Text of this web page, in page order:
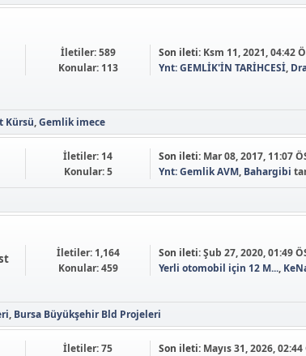
İletiler: 589
Konular: 113
Son ileti: Ksm 11, 2021, 04:42
Ynt: GEMLİK'İN TARİHCESİ,
Kürsü Gemlik imece
İletiler: 14
Konular: 5
Son ileti: Mar 08, 2017, 11:07
Ynt: Gemlik AVM, Bahargibi
İletiler: 1,164
Konular: 459
Son ileti:Şub 27, 2020, 01:49
Yerli otomobil için 12 M...,
Bursa Büyükşehir Bld Projeleri
İletiler: 75
Son ileti: Mayıs 31, 2026, 02:44